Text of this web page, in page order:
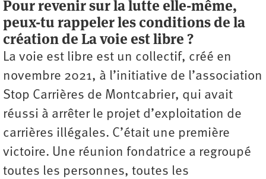
Pour revenir sur la lutte elle-même,
peux-tu rappeler les conditions de la
création de La voie est libre ?
La voie est libre est un collectif, créé en
novembre 2021, à l’initiative de l’association
Stop Carrières de Montcabrier, qui avait
réussi à arrêter le projet d’exploitation de
carrières illégales. C’était une première
victoire. Une réunion fondatrice a regroupé
toutes les personnes, toutes les